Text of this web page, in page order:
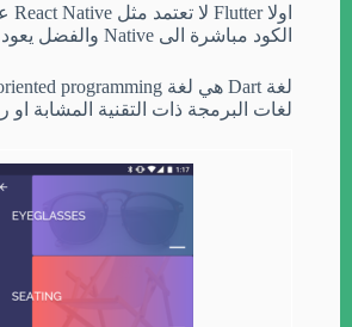
الكود مباشرة الى Native والفضل يعود في ذلك الى لغة Dart حيث تستخدم تقنية AOT “ahead of time”
لغات البرمجة ذات التقنية المشابة او